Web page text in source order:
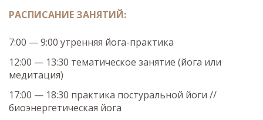
РАСПИСАНИЕ ЗАНЯТИЙ:
7:00 — 9:00 утренняя йога-практика
12:00 — 13:30 тематическое занятие (йога или
медитация)
17:00 — 18:30 практика постуральной йоги //
биоэнергетическая йога